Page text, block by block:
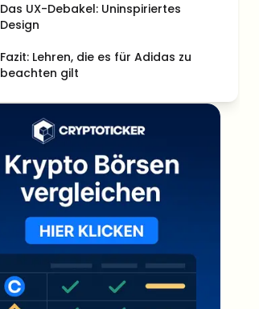
Das UX-Debakel: Uninspiriertes
Design
Fazit: Lehren, die es für Adidas zu
beachten gilt